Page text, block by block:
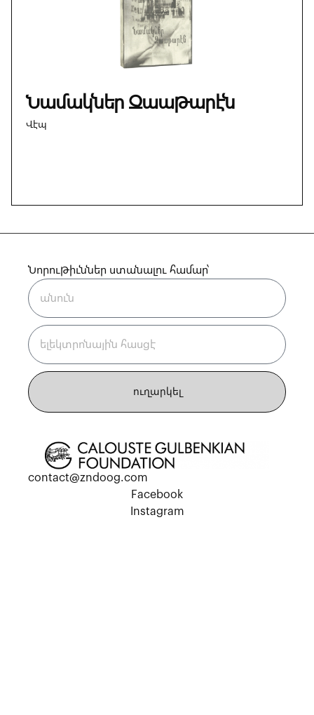
Նամակներ Զաաթարէն
Վէպ
Նորութիւններ ստանալու համար՝
ուղարկել
contact@zndoog.com
Facebook
Instagram